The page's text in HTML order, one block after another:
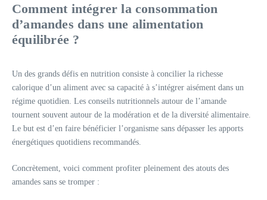
Comment intégrer la consommation
d’amandes dans une alimentation
équilibrée ?
Un des grands défis en nutrition consiste à concilier la richesse
calorique d’un aliment avec sa capacité à s’intégrer aisément dans un
régime quotidien. Les conseils nutritionnels autour de l’amande
tournent souvent autour de la modération et de la diversité alimentaire.
Le but est d’en faire bénéficier l’organisme sans dépasser les apports
énergétiques quotidiens recommandés.
Concrètement, voici comment profiter pleinement des atouts des
amandes sans se tromper :